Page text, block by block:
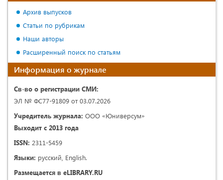
Архив выпусков
Статьи по рубрикам
Наши авторы
Расширенный поиск по статьям
Информация о журнале
Св-во о регистрации СМИ:
ЭЛ № ФС77-91809 от 03.07.2026
Учредитель журнала: ООО «Юниверсум»
Выходит с 2013 года
ISSN: 2311-5459
Языки: русский, English.
Размещается в eLIBRARY.RU